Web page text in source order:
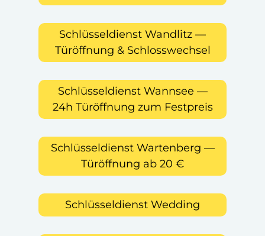
Schlüsseldienst Wandlitz —
Türöffnung & Schlosswechsel
Schlüsseldienst Wannsee —
24h Türöffnung zum Festpreis
Schlüsseldienst Wartenberg —
Türöffnung ab 20 €
Schlüsseldienst Wedding